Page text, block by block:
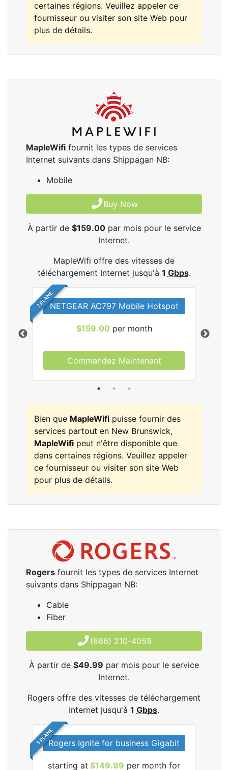
certaines régions. Veuillez appeler ce
fournisseur ou visiter son site Web pour
plus de détails.
MapleWifi fournit les types de services
Internet suivants dans Shippagan NB:
Mobile
Buy Now
À partir de $159.00par mois pour le service
Internet.
MapleWifi offre des vitesses de
téléchargement Internet jusqu'à 1 Gbps.
2 PLANSNETGEAR AC797 Mobile Hotspot
$159.00 per month
Commandez Maintenant
Bien que MapleWifi puisse fournir des
services partout en New Brunswick,
MapleWifi peut n'être disponible que
dans certaines régions. Veuillez appeler
ce fournisseur ou visiter son site Web
pour plus de détails.
Rogers fournit les types de services Internet
suivants dans Shippagan NB:
Cable
Fiber
(866) 210-4059
À partir de $49.99 par mois pour le service
Internet.
Rogers offre des vitesses de téléchargement
Internet jusqu'à 1 Gbps.
5 PLANSRogers Ignite for business Gigabit
starting at $149.99 per month for